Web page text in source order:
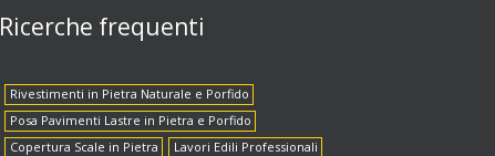
Ricerche frequenti
Rivestimenti in Pietra Naturale e Porfido
Posa Pavimenti Lastre in Pietra e Porfido
Copertura Scale in Pietra
Lavori Edili Professionali